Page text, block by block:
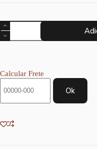
Planner
Achala
Kraft
Quadriculado
Calcular Frete
Ok